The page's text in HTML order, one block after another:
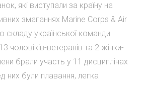
які виступали за країну на
змаганнях Marine Corps & Air
української команди
чоловіків-ветеранів та 2 жінки-
брали участь у 11 дисциплінах
них були плавання, легка